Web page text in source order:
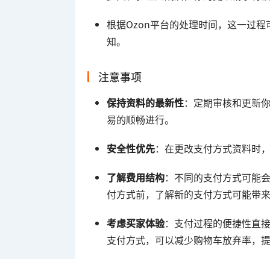
根据Ozon平台的处理时间，这一过
知。
注意事项
保持资料的最新性：定期审核和更新
易的顺畅进行。
安全性优先：在更改支付方式资料时
了解费用结构：不同的支付方式可能
付方式前，了解新的支付方式可能带
考虑买家体验：支付过程的便捷性直
支付方式，可以减少购物车放弃率，